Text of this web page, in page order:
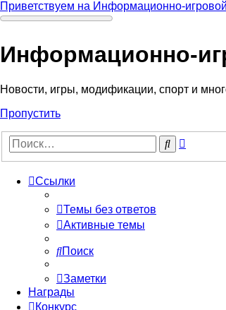
Приветствуем на Информационно-
Информационно-
Новости, игры, модификации, спорт и
Пропустить
Поиск
Ссылки
Темы без ответов
Активные темы
Поиск
Заметки
Награды
Конкурс